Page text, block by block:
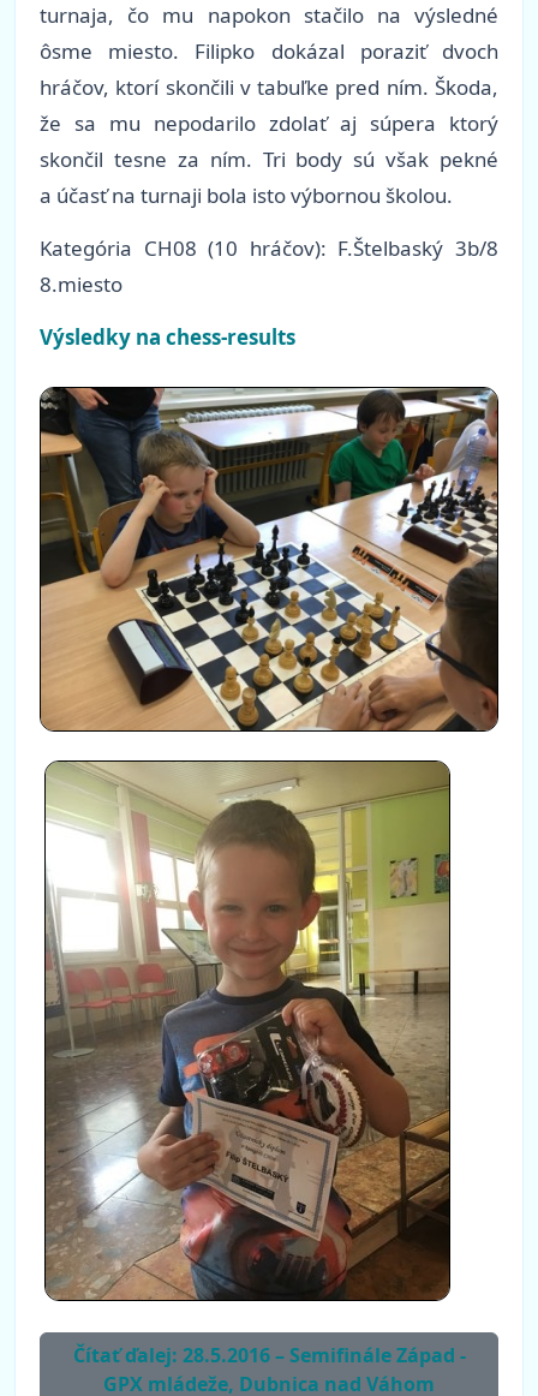
turnaja, čo mu napokon stačilo na výsledné
ôsme miesto. Filipko dokázal poraziť dvoch
hráčov, ktorí skončili v tabuľke pred ním. Škoda,
že sa mu nepodarilo zdolať aj súpera ktorý
skončil tesne za ním. Tri body sú však pekné
a účasť na turnaji bola isto výbornou školou.
Kategória CH08 (10 hráčov): F.Štelbaský 3b/8
8.miesto
Výsledky na chess-results
Čítať ďalej: 28.5.2016 – Semifinále Západ -
GPX mládeže, Dubnica nad Váhom